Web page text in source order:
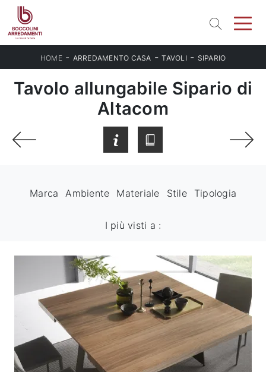
HOME- ARREDAMENTO CASA -TAVOLI - SIPARIO
Tavolo allungabile Sipario di
Altacom
Marca Ambiente Materiale Stile Tipologia
I più visti a :